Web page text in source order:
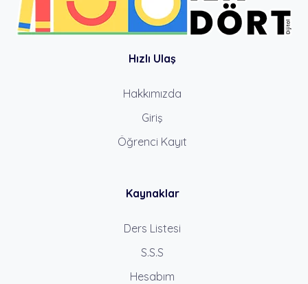
Hızlı Ulaş
Hakkımızda
Giriş
Öğrenci Kayıt
Kaynaklar
Ders Listesi
S.S.S
Hesabım